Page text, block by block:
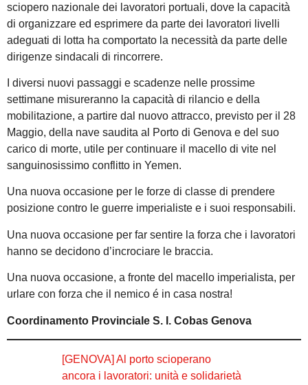
sciopero nazionale dei lavoratori portuali, dove la capacità
di organizzare ed esprimere da parte dei lavoratori livelli
adeguati di lotta ha comportato la necessità da parte delle
dirigenze sindacali di rincorrere.
I diversi nuovi passaggi e scadenze nelle prossime
settimane misureranno la capacità di rilancio e della
mobilitazione, a partire dal nuovo attracco, previsto per il 28
Maggio, della nave saudita al Porto di Genova e del suo
carico di morte, utile per continuare il macello di vite nel
sanguinosissimo conflitto in Yemen.
Una nuova occasione per le forze di classe di prendere
posizione contro le guerre imperialiste e i suoi responsabili.
Una nuova occasione per far sentire la forza che i lavoratori
hanno se decidono d’incrociare le braccia.
Una nuova occasione, a fronte del macello imperialista, per
urlare con forza che il nemico é in casa nostra!
Coordinamento Provinciale S. I. Cobas Genova
[GENOVA] Al porto scioperano
ancora i lavoratori: unità e solidarietà